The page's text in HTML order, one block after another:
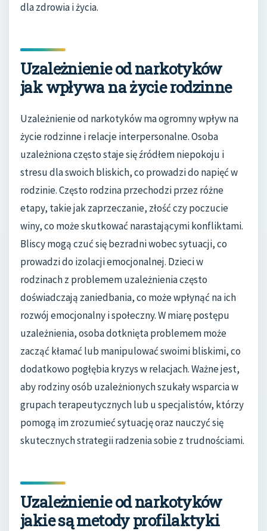
dla zdrowia i życia.
Uzależnienie od narkotyków
jak wpływa na życie rodzinne
Uzależnienie od narkotyków ma ogromny wpływ na
życie rodzinne i relacje interpersonalne. Osoba
uzależniona często staje się źródłem niepokoju i
stresu dla swoich bliskich, co prowadzi do napięć w
rodzinie. Często rodzina przechodzi przez różne
etapy, takie jak zaprzeczanie, złość czy poczucie
winy, co może skutkować narastającymi konfliktami.
Bliscy mogą czuć się bezradni wobec sytuacji, co
prowadzi do izolacji emocjonalnej. Dzieci w
rodzinach z problemem uzależnienia często
doświadczają zaniedbania, co może wpłynąć na ich
rozwój emocjonalny i społeczny. W miarę postępu
uzależnienia, osoba dotknięta problemem może
zacząć kłamać lub manipulować swoimi bliskimi, co
dodatkowo pogłębia kryzys w relacjach. Ważne jest,
aby rodziny osób uzależnionych szukały wsparcia w
grupach terapeutycznych lub u specjalistów, którzy
pomogą im zrozumieć sytuację oraz nauczyć się
skutecznych strategii radzenia sobie z trudnościami.
Uzależnienie od narkotyków
jakie są metody profilaktyki